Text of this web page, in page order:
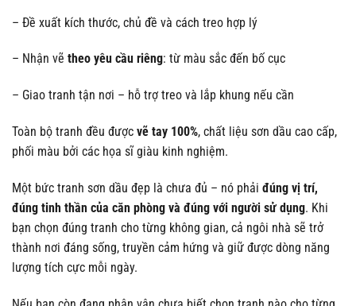
– Đề xuất kích thước, chủ đề và cách treo hợp lý
– Nhận vẽ theo yêu cầu riêng: từ màu sắc đến bố cục
– Giao tranh tận nơi – hỗ trợ treo và lắp khung nếu cần
Toàn bộ tranh đều được vẽ tay 100%, chất liệu sơn dầu cao cấp,
phối màu bởi các họa sĩ giàu kinh nghiệm.
Một bức tranh sơn dầu đẹp là chưa đủ – nó phải đúng vị trí,
đúng tinh thần của căn phòng và đúng với người sử dụng. Khi
bạn chọn đúng tranh cho từng không gian, cả ngôi nhà sẽ trở
thành nơi đáng sống, truyền cảm hứng và giữ được dòng năng
lượng tích cực mỗi ngày.